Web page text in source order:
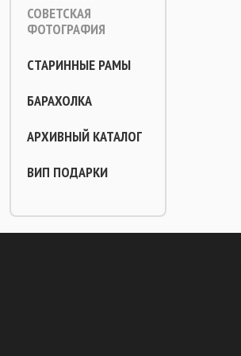
СОВЕТСКАЯ
ФОТОГРАФИЯ
СТАРИННЫЕ РАМЫ
БАРАХОЛКА
АРХИВНЫЙ КАТАЛОГ
ВИП ПОДАРКИ